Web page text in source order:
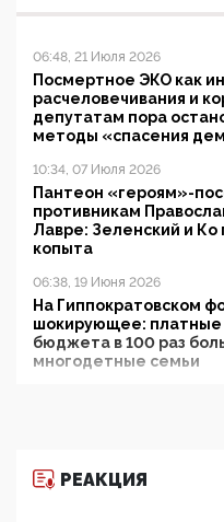
06:48, 21 Июля 2026
Посмертное ЭКО как
расчеловечивания и
депутатам пора
методы «спасения
10:34, 07 Июля 2026
Пантеон «героям»-
противникам
Лавре: Зеленский и Ко
копыта
06:38, 19 Июня 2026
На Гиппократовском
шокирующее: платные
бюджета в 100 раз
многодетные семьи
11:53, 09 Июня 2026
РЕАКЦИЯ